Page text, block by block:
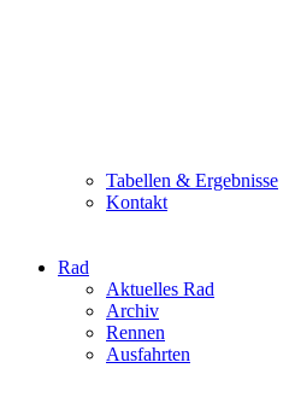
Tabellen & Ergebnisse
Kontakt
Rad
Aktuelles Rad
Archiv
Rennen
Ausfahrten